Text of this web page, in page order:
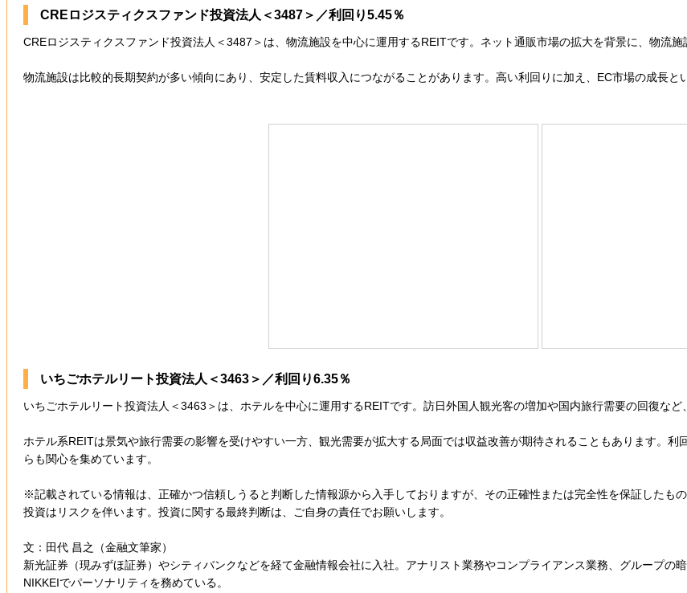
CREロジスティクスファンド投資法人＜3487＞／利回り5.45％
CREロジスティクスファンド投資法人＜3487＞は、物流施設を中心に運用するREITです。ネット通販市場の拡大を背景に、物流施
物流施設は比較的長期契約が多い傾向にあり、安定した賃料収入につながることがあります。高い利回りに加え、EC市場の成長と
いちごホテルリート投資法人＜3463＞／利回り6.35％
いちごホテルリート投資法人＜3463＞は、ホテルを中心に運用するREITです。訪日外国人観光客の増加や国内旅行需要の回復など
ホテル系REITは景気や旅行需要の影響を受けやすい一方、観光需要が拡大する局面では収益改善が期待されることもあります。
らも関心を集めています。
※記載されている情報は、正確かつ信頼しうると判断した情報源から入手しておりますが、その正確性または完全性を保証したも
投資はリスクを伴います。投資に関する最終判断は、ご自身の責任でお願いします。
文：田代 昌之（金融文筆家）
新光証券（現みずほ証券）やシティバンクなどを経て金融情報会社に入社。アナリスト業務やコンプライアンス業務、グループ
NIKKEIでパーソナリティを務めている。